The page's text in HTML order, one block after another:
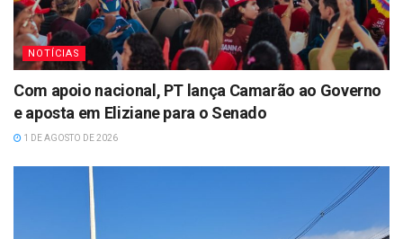
NOTÍCIAS
Com apoio nacional, PT lança Camarão ao Governo
e aposta em Eliziane para o Senado
1 DE AGOSTO DE 2026